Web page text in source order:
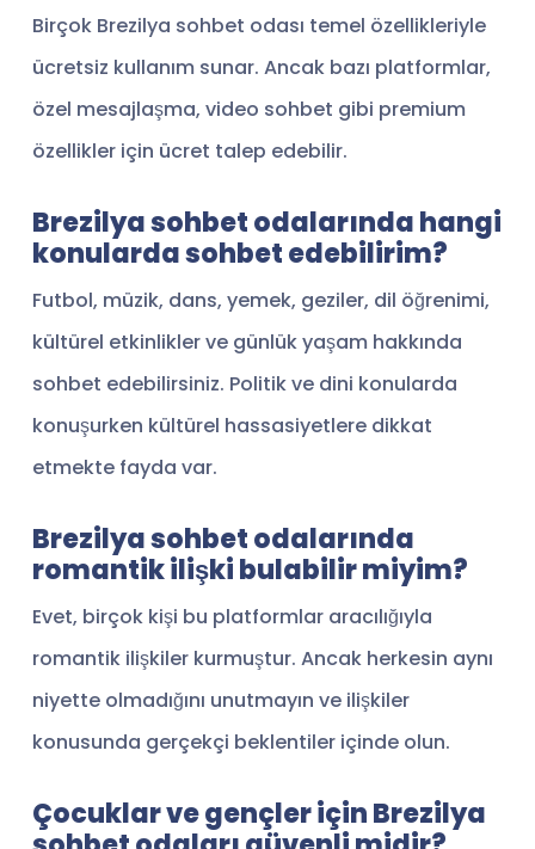
Birçok Brezilya sohbet odası temel özellikleriyle
ücretsiz kullanım sunar. Ancak bazı platformlar,
özel mesajlaşma, video sohbet gibi premium
özellikler için ücret talep edebilir.
Brezilya sohbet odalarında hangi
konularda sohbet edebilirim?
Futbol, müzik, dans, yemek, geziler, dil öğrenimi,
kültürel etkinlikler ve günlük yaşam hakkında
sohbet edebilirsiniz. Politik ve dini konularda
konuşurken kültürel hassasiyetlere dikkat
etmekte fayda var.
Brezilya sohbet odalarında
romantik ilişki bulabilir miyim?
Evet, birçok kişi bu platformlar aracılığıyla
romantik ilişkiler kurmuştur. Ancak herkesin aynı
niyette olmadığını unutmayın ve ilişkiler
konusunda gerçekçi beklentiler içinde olun.
Çocuklar ve gençler için Brezilya